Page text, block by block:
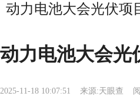
动力电池大会光伏项
动力电池大会光
2025-11-18 10:07:51 来源:天眼查